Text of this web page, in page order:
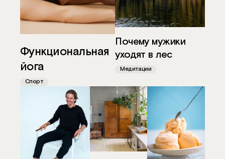
Функциональная
йога
Спорт
Почему мужики
уходят в лес
Медитации